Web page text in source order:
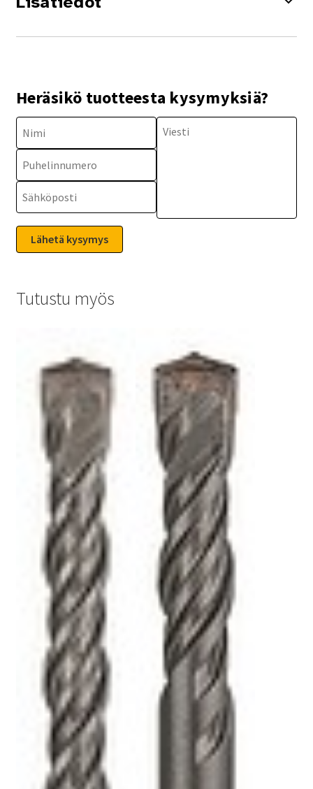
Heräsikö tuotteesta kysymyksiä?
Tutustu myös